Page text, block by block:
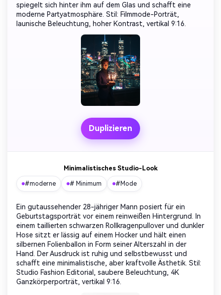
spiegelt sich hinter ihm auf dem Glas und schafft eine
moderne Partyatmosphäre. Stil: Filmmode-Porträt,
launische Beleuchtung, hoher Kontrast, vertikal 9:16.
Duplizieren
Minimalistisches Studio-Look
#moderne # Minimum #Mode
Ein gutaussehender 28-jähriger Mann posiert für ein
Geburtstagsporträt vor einem reinweißen Hintergrund. In
einem taillierten schwarzen Rollkragenpullover und dunkler
Hose sitzt er lässig auf einem Hocker und hält einen
silbernen Folienballon in Form seiner Alterszahl in der
Hand. Der Ausdruck ist ruhig und selbstbewusst und
schafft eine minimalistische, aber kraftvolle Ästhetik. Stil:
Studio Fashion Editorial, saubere Beleuchtung, 4K
Ganzkörperporträt, vertikal 9:16.